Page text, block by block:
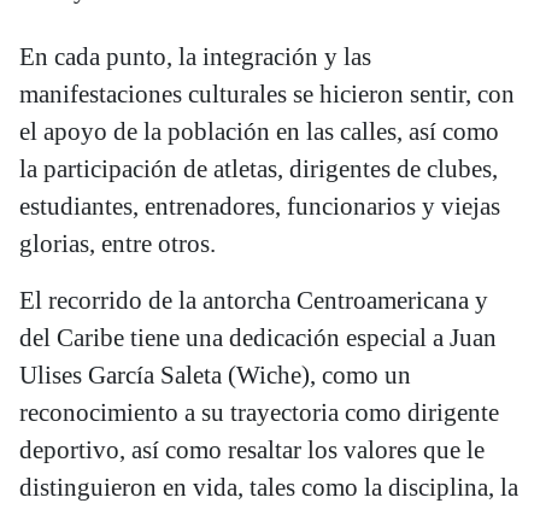
En cada punto, la integración y las
manifestaciones culturales se hicieron sentir, con
el apoyo de la población en las calles, así como
la participación de atletas, dirigentes de clubes,
estudiantes, entrenadores, funcionarios y viejas
glorias, entre otros.
El recorrido de la antorcha Centroamericana y
del Caribe tiene una dedicación especial a Juan
Ulises García Saleta (Wiche), como un
reconocimiento a su trayectoria como dirigente
deportivo, así como resaltar los valores que le
distinguieron en vida, tales como la disciplina, la